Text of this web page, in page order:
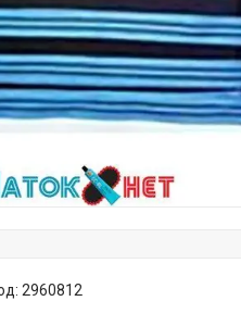
2960812